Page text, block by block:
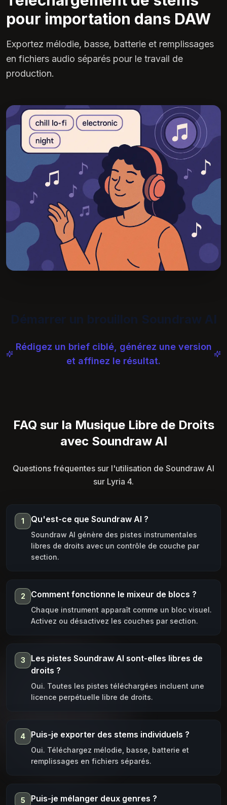
pour importation dans DAW
Exportez mélodie, basse, batterie et remplissages
en fichiers audio séparés pour le travail de
production.
Démarrer un brouillon Soundraw AI
Rédigez un brief ciblé, générez une version
et affinez le résultat.
FAQ sur la Musique Libre de Droits
avec Soundraw AI
Questions fréquentes sur l'utilisation de Soundraw AI
sur Lyria 4.
1 Qu'est-ce que Soundraw AI ?
Soundraw AI génère des pistes instrumentales
libres de droits avec un contrôle de couche par
section.
2 Comment fonctionne le mixeur de blocs ?
Chaque instrument apparaît comme un bloc visuel.
Activez ou désactivez les couches par section.
3
Les pistes Soundraw AI sont-elles libres de
droits ?
Oui. Toutes les pistes téléchargées incluent une
licence perpétuelle libre de droits.
4 Puis-je exporter des stems individuels ?
Oui. Téléchargez mélodie, basse, batterie et
remplissages en fichiers séparés.
5 Puis-je mélanger deux genres ?